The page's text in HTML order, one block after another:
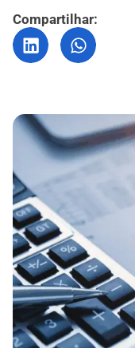
Compartilhar: